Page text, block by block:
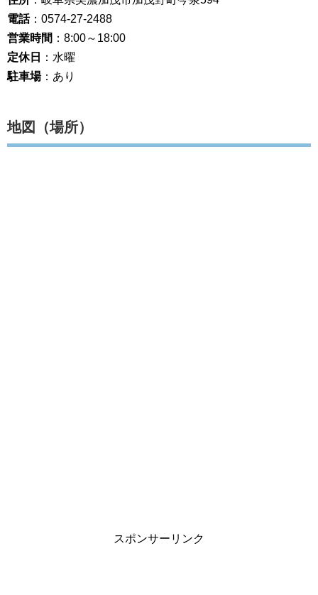
電話：0574-27-2488
営業時間 ：8:00～18:00
定休日
：水曜
駐車場：あり
地図（場所）
スポンサーリンク